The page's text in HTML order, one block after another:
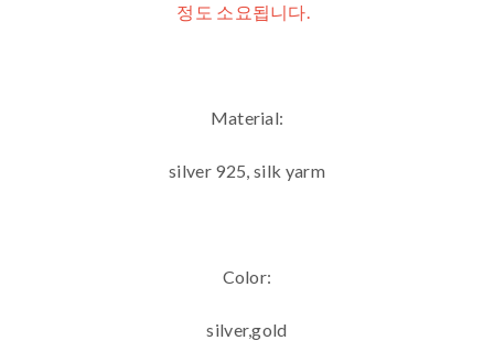
정도 소요됩니다.
Material:
silver 925, silk yarm
Color:
silver,gold